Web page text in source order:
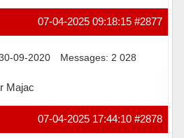
#2877
07-04-2025 09:18:15
09-2020 Messages: 2 028
Majac
#2878
07-04-2025 17:44:10